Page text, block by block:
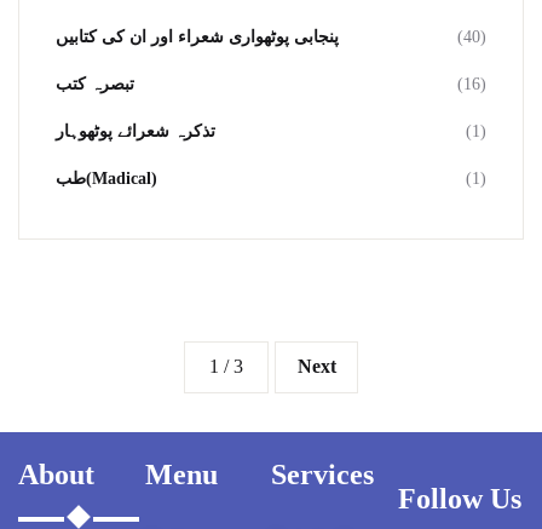
پنجابی پوٹھواری شعراء اور ان کی کتابیں (40)
تبصرہ کتب (16)
تذکرہ شعرائے پوٹھوہار (1)
طب(Madical) (1)
1 / 3 Next
About Menu Services
Follow Us